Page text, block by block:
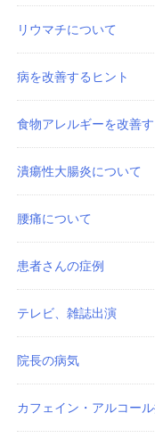
リウマチについて
病を改善するヒント
食物アレルギーを改善
潰瘍性大腸炎について
腰痛について
患者さんの症例
テレビ、雑誌出演
院長の病気
カフェイン・アルコー